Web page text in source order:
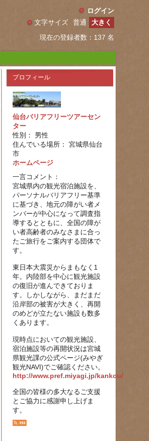
ログイン
現在の登録者数：137 名
文字サイズ 普通 大きく
プロフィール
仙台バリアフリーツアーセン
ター
性別： 男性
住んでいる場所： 宮城県仙台
市
ホームページ
一言コメント：
宮城県内の観光宿泊施設を、
パーソナルバリアフリー基準
に基づき、地元の障がい者メ
ンバーが中心になって調査指
導するとともに、全国の障が
い者高齢者のみなさまに合っ
たご旅行をご案内する団体で
す。
東日本大震災からまもなく1
年。内陸部を中心に観光施設
の復旧が進んできておりま
す。しかしながら、まだまだ
沿岸部の被害が大きく、再開
のめどが立たない施設も数多
くあります。
現時点においての観光施設、
宿泊施設等の再開状況は宮城
県観光課の公式ページ(みやぎ
観光NAVI)でご確認ください。
http://www.pref.miyagi.jp/kankou/
全国の皆様の多大なるご支援
とご協力に感謝申し上げま
す。